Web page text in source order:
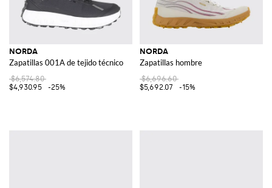
NORDA
Zapatillas 001A de tejido técnico
$6,574.80
$4,930.95
-25%
NORDA
Zapatillas hombre
$6,696.60
$5,692.07
-15%